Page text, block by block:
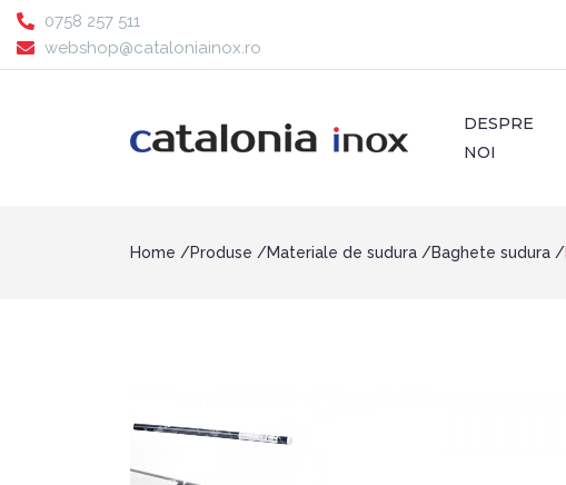
0758 257 511
webshop@cataloniainox.ro
DESPRE
NOI
Home Produse Materiale de sudura Baghete sudura